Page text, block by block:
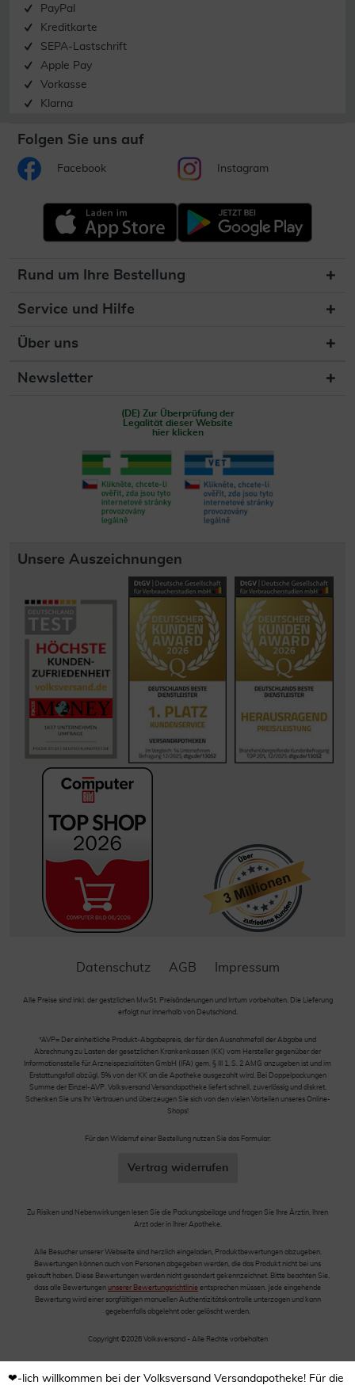
PayPal
Kreditkarte
SEPA-Lastschrift
Apple Pay
Vorkasse
Klarna
Folgen Sie uns auf
Facebook Instagram
Rund um Ihre Bestellung
Service und Hilfe
Über uns
Newsletter
(DE) Zur Überprüfung der
Legalität dieser Website
hier klicken
Unsere Auszeichnungen
Datenschutz AGB Impressum
Alle Preise sind inkl. der gestzlichen MwSt. Preisänderungen und Irrtum vorbehalten. Die Lieferung
erfolgt nur innerhalb von Deutschland.
*AVP= Der einheitliche Produkt-Abgabepreis, der für den Ausnahmefall der Abgabe und
Abrechnung zu Lasten der gesetzlichen Krankenkassen (KK) vom Hersteller gegenüber der
Informationsstelle für Arzneispezialitäten GmbH (IFA) gem. § III 1, S. 2 AMG anzugeben ist und im
Erstattungsfall abzügl. 5% von der KK an die Apotheke ausgezahlt wird. Bei Doppelpackungen
Summe der Einzel-AVP. Volksversand Versandapotheke liefert schnell, zuverlässig und diskret.
Schenken Sie uns Ihr Vertrauen und überzeugen Sie sich von den vielen Vorteilen unseres Online-
Shops!
Für den Widerruf einer Bestellung nutzen Sie das Formular:
Vertrag widerrufen
Zu Risiken und Nebenwirkungen lesen Sie die Packungsbeilage und fragen Sie Ihre Ärztin, Ihren
Arzt oder in Ihrer Apotheke.
Alle Besucher unserer Webseite sind herzlich eingeladen, Produktbewertungen abzugeben.
Bewertungen können auch von Personen abgegeben werden, die das Produkt nicht bei uns
gekauft haben. Diese Bewertungen werden nicht gesondert gekennzeichnet. Bitte beachten Sie,
dass alle Bewertungen unserer Bewertungsrichtlinie entsprechen müssen. Jede eingehende
Bewertung wird einer sorgfältigen manuellen Authentizitätskontrolle unterzogen und kann
gegebenfalls abgelehnt oder gelöscht werden.
Copyright ©2026 Volksversand - Alle Rechte vorbehalten
❤-lich willkommen bei der Volksversand Versandapotheke! Für die